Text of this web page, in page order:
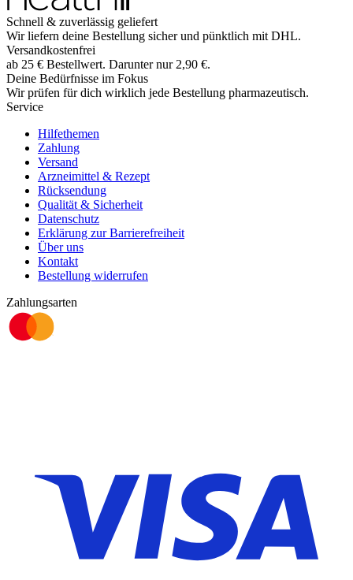
Schnell & zuverlässig geliefert
Wir liefern deine Bestellung sicher und pünktlich mit DHL.
Versandkostenfrei
ab 25 € Bestellwert. Darunter nur 2,90 €.
Deine Bedürfnisse im Fokus
Wir prüfen für dich wirklich jede Bestellung pharmazeutisch.
Service
Hilfethemen
Zahlung
Versand
Arzneimittel & Rezept
Rücksendung
Qualität & Sicherheit
Datenschutz
Erklärung zur Barrierefreiheit
Über uns
Kontakt
Bestellung widerrufen
Zahlungsarten